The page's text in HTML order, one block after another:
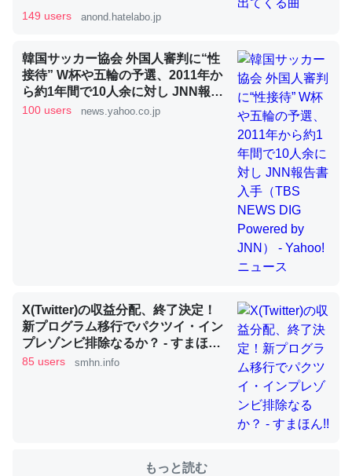
利だから両方が拮抗してるのでは」とあって面白い。海に
ずキチンを強化してる筈だが、酵素が違うのか？
─ニュース :: 【研究発表】昆虫学の大問題＝「昆虫はなぜ海にいな
いのか」に関する新仮説
これを元に考えるとカルシウムを大量に使う脊椎動物と貝
類は苦労してるんだな…。腹足類だと殻を無くしてナメク
─ニュース :: 【研究発表】昆虫学の大問題＝「昆虫はなぜ海にいな
ウチもEchoを実家に置いて４年。でたまに覗いてる。ぼ
ちぼちRingも置こうかと画策中。あと、Googleマップで
位置情報を共有してる。電池残量や充電中かが分かるので
149 users anond.hatelabo.jp
韓国サッカー協会 外国人審判に“性
接待” W杯や五輪の予選、2011年か
ら約1年間で10人余に対し JNN報告
書入手（TBS NEWS DIG Powered
100 users news.yahoo.co.jp
X(Twitter)の収益分配、終了決定！
新プログラム移行でパクツイ・イン
プレゾンビ排除なるか？ - すまほ
ん!!
85 users smhn.info
もっと読む